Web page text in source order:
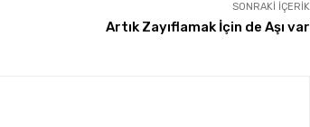
SONRAKI İÇERIK
Artık Zayıflamak İçin de Aşı var